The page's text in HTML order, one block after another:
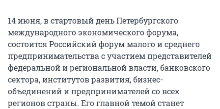
14 июня, в стартовый день Петербургского
международного экономического форума,
состоится Российский форум малого и среднего
предпринимательства с участием представителей
федеральной и региональной власти, банковского
сектора, институтов развития, бизнес-
объединений и предпринимателей со всех
регионов страны. Его главной темой станет